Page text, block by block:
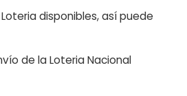
disponibles, así puede
de la Loteria Nacional